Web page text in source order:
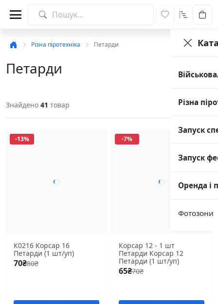
Різна
Запуск
Запуск
Оренда і
Фотозони
Різна піротехніка Петарди
Петарди
Знайдено 41 товар
-13%
К0216 Корсар 16
Петарди (1 шт/уп)
70₴80₴
-7%
Корсар 12 - 1 шт
Петарди Корсар 12
Петарди (1 шт/уп)
65₴70₴